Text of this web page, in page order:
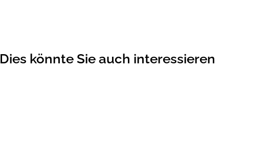
Dies könnte Sie auch interessieren